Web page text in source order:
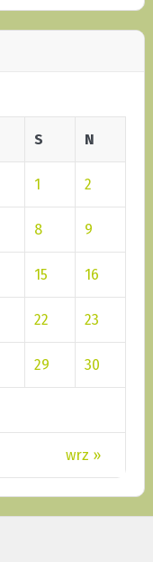
S N
wrz »
1 2
8 9
15 16
22 23
29 30